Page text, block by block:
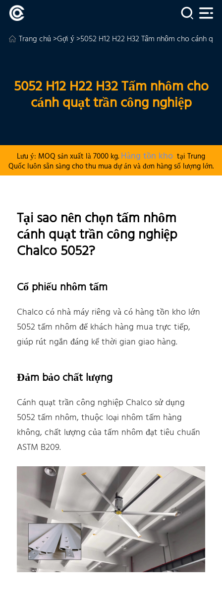
Trang chủ>Gợi ý>5052 H12 H22 H32 Tấm nhôm cho cánh
5052 H12 H22 H32 Tấm nhôm cho
cánh quạt trần công nghiệp
Lưu ý: MOQ sản xuất là 7000 kg. Hàng tồn kho tại Trung
Quốc luôn sẵn sàng cho thu mua dự án và đơn hàng số lượng lớn.
Tại sao nên chọn tấm nhôm
cánh quạt trần công nghiệp
Chalco 5052?
Cổ phiếu nhôm tấm
Chalco có nhà máy riêng và có hàng tồn kho lớn
5052 tấm nhôm để khách hàng mua trực tiếp,
giúp rút ngắn đáng kể thời gian giao hàng.
Đảm bảo chất lượng
Cánh quạt trần công nghiệp Chalco sử dụng
5052 tấm nhôm, thuộc loại nhôm tấm hàng
không, chất lượng của tấm nhôm đạt tiêu chuẩn
ASTM B209.